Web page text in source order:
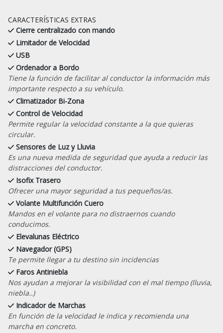
CARACTERÍSTICAS EXTRAS
Cierre centralizado con mando
Limitador de Velocidad
USB
Ordenador a Bordo
Tiene la función de facilitar al conductor la información más
importante respecto a su vehículo.
Climatizador Bi-Zona
Control de Velocidad
Permite regular la velocidad constante a la que quieras
circular.
Sensores de Luz y Lluvia
Es una nueva medida de seguridad que ayuda a reducir las
distracciones del conductor.
Isofix Trasero
Ofrecer una mayor seguridad a tus pequeños/as.
Volante Multifunción Cuero
Mandos en el volante para no distraernos cuando
conducimos.
Elevalunas Eléctrico
Navegador (GPS)
Te permite llegar a tu destino sin incidencias
Faros Antiniebla
Nos ayudan a mejorar la visibilidad con el mal tiempo (lluvia,
niebla..)
Indicador de Marchas
En función de la velocidad le indica y recomienda una
marcha en concreto.